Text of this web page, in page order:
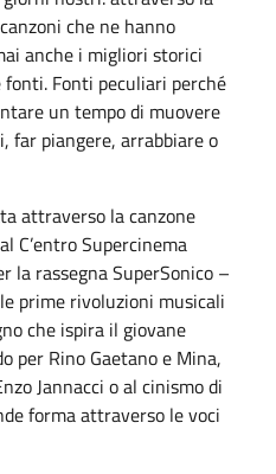
che ne hanno
anche i migliori storici
Fonti peculiari perché
un tempo di muovere
far piangere, arrabbiare o
attraverso la canzone
C’entro Supercinema
la rassegna SuperSonico –
prime rivoluzioni musicali
che ispira il giovane
per Rino Gaetano e Mina,
Jannacci o al cinismo di
forma attraverso le voci